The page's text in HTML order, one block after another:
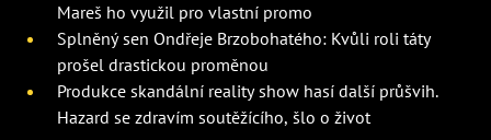
Mareš ho využil pro vlastní promo
Splněný sen Ondřeje Brzobohatého: Kvůli roli táty
prošel drastickou proměnou
Produkce skandální reality show hasí další průšvih.
Hazard se zdravím soutěžícího, šlo o život